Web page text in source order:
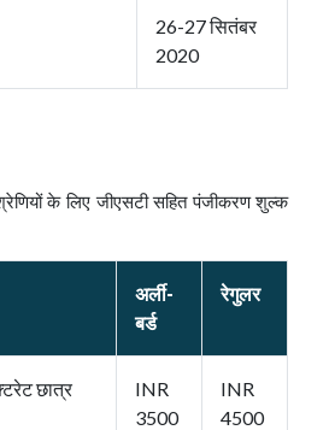
26-27 सितंबर
2020
के लिए जीएसटी सहित पंजीकरण शुल्क
अर्ली-
बर्ड
रेगुलर
छात्र
INR
3500
INR
4500